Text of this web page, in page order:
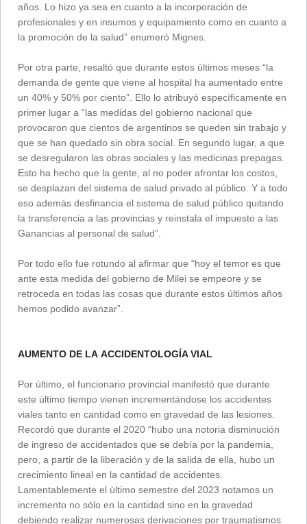
años. Lo hizo ya sea en cuanto a la incorporación de
profesionales y en insumos y equipamiento como en cuanto a
la promoción de la salud” enumeró Mignes.
Por otra parte, resaltó que durante estos últimos meses “la
demanda de gente que viene al hospital ha aumentado entre
un 40% y 50% por ciento”. Ello lo atribuyó específicamente en
primer lugar a “las medidas del gobierno nacional que
provocaron que cientos de argentinos se queden sin trabajo y
que se han quedado sin obra social. En segundo lugar, a que
se desregularon las obras sociales y las medicinas prepagas.
Esto ha hecho que la gente, al no poder afrontar los costos,
se desplazan del sistema de salud privado al público. Y a todo
eso además desfinancia el sistema de salud público quitando
la transferencia a las provincias y reinstala el impuesto a las
Ganancias al personal de salud”.
Por todo ello fue rotundo al afirmar que “hoy el temor es que
ante esta medida del gobierno de Milei se empeore y se
retroceda en todas las cosas que durante estos últimos años
hemos podido avanzar”.
AUMENTO DE LA ACCIDENTOLOGÍA VIAL
Por último, el funcionario provincial manifestó que durante
este último tiempo vienen incrementándose los accidentes
viales tanto en cantidad como en gravedad de las lesiones.
Recordó que durante el 2020 “hubo una notoria disminución
de ingreso de accidentados que se debía por la pandemia,
pero, a partir de la liberación y de la salida de ella, hubo un
crecimiento lineal en la cantidad de accidentes.
Lamentablemente el ùltimo semestre del 2023 notamos un
incremento no sólo en la cantidad sino en la gravedad
debiendo realizar numerosas derivaciones por traumatismos